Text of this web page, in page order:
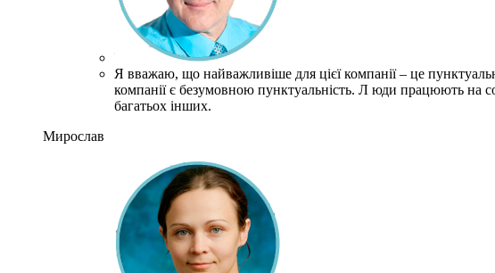
Я вважаю, що найважливіше для цієї компанії – це
компанії є безумовною пунктуальність. Л юди працюють на
багатьох інших.
Мирослав